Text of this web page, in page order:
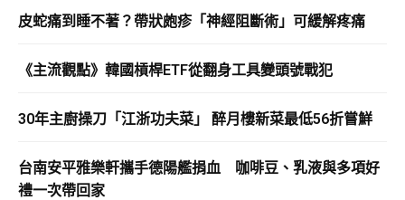
皮蛇痛到睡不著？帶狀皰疹「神經阻斷術」可緩解疼痛
《主流觀點》韓國槓桿ETF從翻身工具變頭號戰犯
30年主廚操刀「江浙功夫菜」 醉月樓新菜最低56折嘗鮮
台南安平雅樂軒攜手德陽艦捐血 咖啡豆、乳液與多項好
禮一次帶回家